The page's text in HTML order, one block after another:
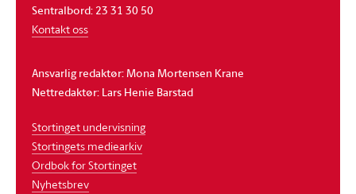
Sentralbord: 23 31 30 50
Kontakt oss
Ansvarlig redaktør: Mona Mortensen Krane
Nettredaktør: Lars Henie Barstad
Stortinget undervisning
Stortingets mediearkiv
Ordbok for Stortinget
Nyhetsbrev